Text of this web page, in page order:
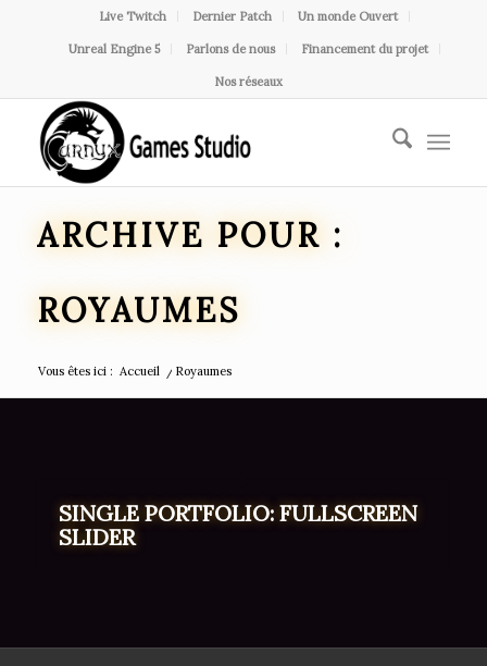
Live Twitch Dernier Patch Un monde Ouvert
Unreal Engine 5 Parlons de nous Financement du projet
Nos réseaux
ARCHIVE POUR :
ROYAUMES
Vous êtes ici : Accueil / Royaumes
SINGLE PORTFOLIO: FULLSCREEN
SLIDER